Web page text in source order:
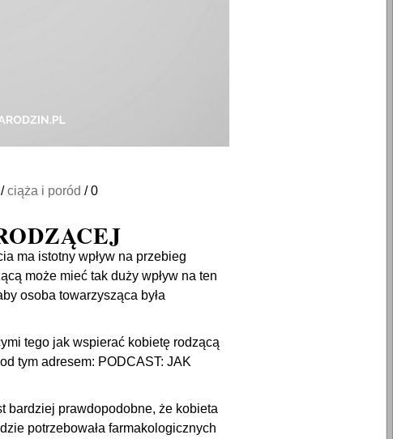
/ciąża i poród /0
ma istotny wpływ na przebieg
może mieć tak duży wpływ na ten
osoba towarzysząca była
tego jak wspierać kobietę rodzącą
tym adresem: PODCAST: JAK
bardziej prawdopodobne, że kobieta
potrzebowała farmakologicznych